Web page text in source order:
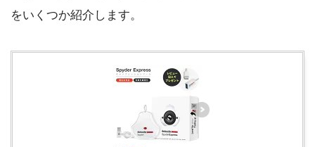
をいくつか紹介します。